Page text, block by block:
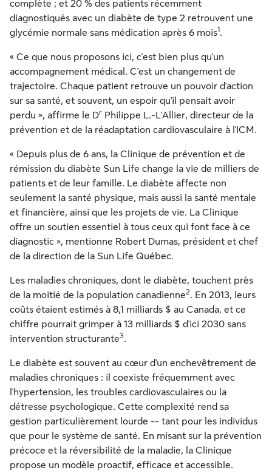
complète ; et 20 % des patients récemment
diagnostiqués avec un diabète de type 2 retrouvent une
glycémie normale sans médication après 6 mois1.
« Ce que nous proposons ici, c'est bien plus qu'un
accompagnement médical. C'est un changement de
trajectoire. Chaque patient retrouve un pouvoir d'action
sur sa santé, et souvent, un espoir qu'il pensait avoir
perdu », affirme le Dr Philippe L.-L'Allier, directeur de la
prévention et de la réadaptation cardiovasculaire à l'ICM.
« Depuis plus de 6 ans, la Clinique de prévention et de
rémission du diabète Sun Life change la vie de milliers de
patients et de leur famille. Le diabète affecte non
seulement la santé physique, mais aussi la santé mentale
et financière, ainsi que les projets de vie. La Clinique
offre un soutien essentiel à tous ceux qui font face à ce
diagnostic », mentionne Robert Dumas, président et chef
de la direction de la Sun Life Québec.
Les maladies chroniques, dont le diabète, touchent près
de la moitié de la population canadienne2. En 2013, leurs
coûts étaient estimés à 8,1 milliards $ au Canada, et ce
chiffre pourrait grimper à 13 milliards $ d'ici 2030 sans
intervention structurante3.
Le diabète est souvent au cœur d'un enchevêtrement de
maladies chroniques : il coexiste fréquemment avec
l'hypertension, les troubles cardiovasculaires ou la
détresse psychologique. Cette complexité rend sa
gestion particulièrement lourde -- tant pour les individus
que pour le système de santé. En misant sur la prévention
précoce et la réversibilité de la maladie, la Clinique
propose un modèle proactif, efficace et accessible.